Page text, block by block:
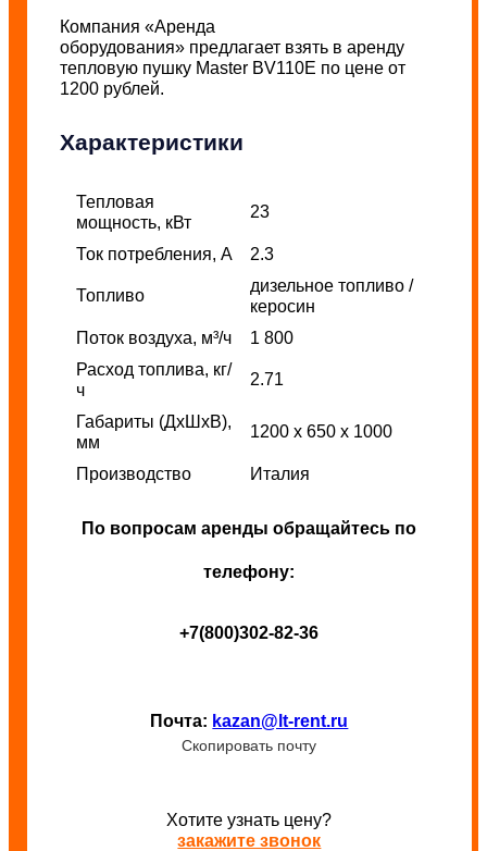
Компания «Аренда
оборудования» предлагает взять в аренду
тепловую пушку Master BV110Е по цене от
1200 рублей.
Характеристики
Тепловая
мощность, кВт
23
Ток потребления, А 2.3
Топливо
дизельное топливо /
керосин
Поток воздуха, м³/ч
1 800
Расход топлива, кг/
ч
2.71
Габариты (ДхШхВ),
мм
1200 x 650 x 1000
Производство Италия
По вопросам аренды обращайтесь по
телефону:
+7(800)302-82-36
Почта: kazan@lt-rent.ru
Скопировать почту
Хотите узнать цену?
закажите звонок